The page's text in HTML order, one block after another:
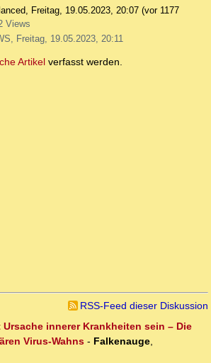
, Freitag, 19.05.2023, 20:07 (vor 1177
Views
Freitag, 19.05.2023, 20:11
Artikel verfasst werden.
RSS-Feed dieser Diskussion
innerer Krankheiten sein – Die
Virus-Wahns - Falkenauge